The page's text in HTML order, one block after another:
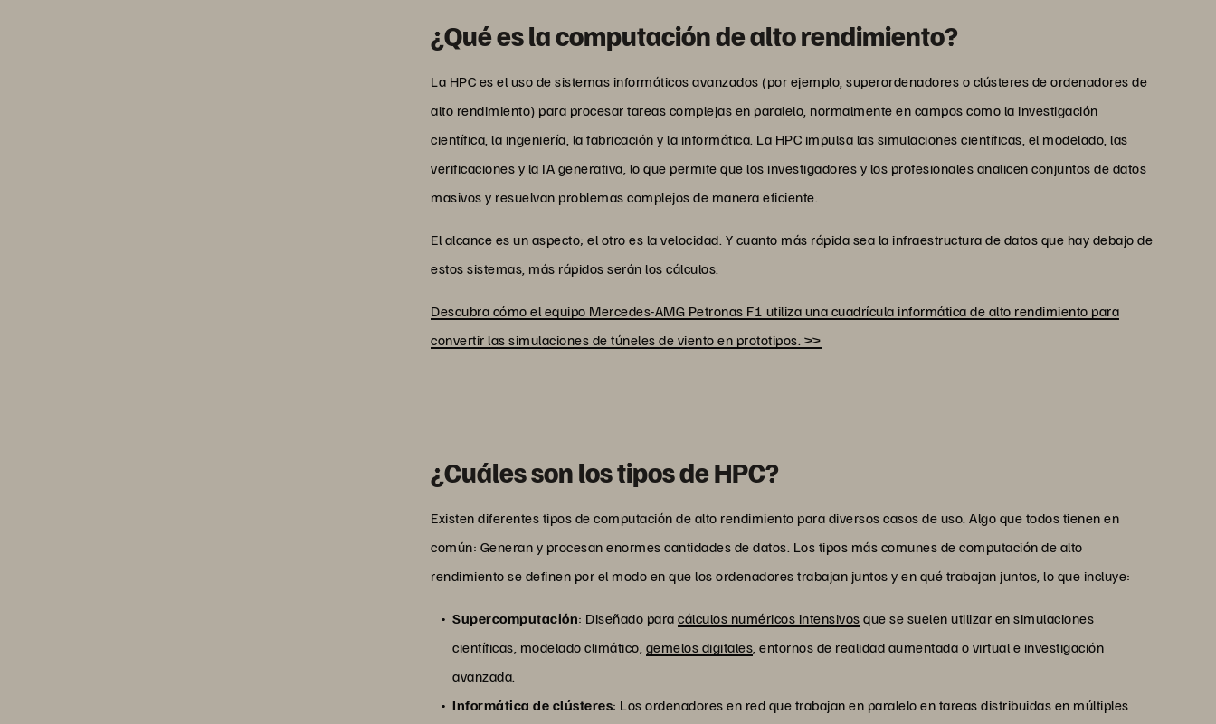
¿Qué es la computación de alto rendimiento?
La HPC es el uso de sistemas informáticos avanzados (por ejemplo, superordenadores o clústeres de ordenadores de
alto rendimiento) para procesar tareas complejas en paralelo, normalmente en campos como la investigación
científica, la ingeniería, la fabricación y la informática. La HPC impulsa las simulaciones científicas, el modelado, las
verificaciones y la IA generativa, lo que permite que los investigadores y los profesionales analicen conjuntos de datos
masivos y resuelvan problemas complejos de manera eficiente.
El alcance es un aspecto; el otro es la velocidad. Y cuanto más rápida sea la infraestructura de datos que hay debajo de
estos sistemas, más rápidos serán los cálculos.
Descubra cómo el equipo Mercedes-AMG Petronas F1 utiliza una cuadrícula informática de alto rendimiento para
convertir las simulaciones de túneles de viento en prototipos. >>
¿Cuáles son los tipos de HPC?
Existen diferentes tipos de computación de alto rendimiento para diversos casos de uso. Algo que todos tienen en
común: Generan y procesan enormes cantidades de datos. Los tipos más comunes de computación de alto
rendimiento se definen por el modo en que los ordenadores trabajan juntos y en qué trabajan juntos, lo que incluye:
Supercomputación: Diseñado para cálculos numéricos intensivos que se suelen utilizar en simulaciones
científicas, modelado climático, gemelos digitales, entornos de realidad aumentada o virtual e investigación
avanzada.
Informática de clústeres: Los ordenadores en red que trabajan en paralelo en tareas distribuidas en múltiples